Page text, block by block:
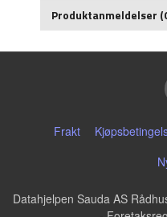
Produktanmeldelser
Frakt
Datahjelpen Sauda AS